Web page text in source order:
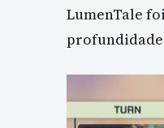
LumenTale
profundidade